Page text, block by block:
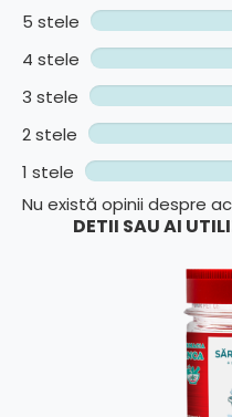
5 stele
4 stele
3 stele
2 stele
1 stele
Nu există opinii despre
DETII SAU AI